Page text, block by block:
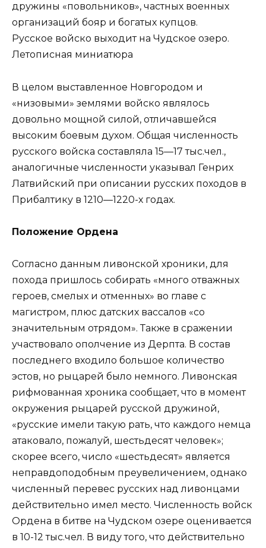
дружины «повольников», частных военных
организаций бояр и богатых купцов.
Русское войско выходит на Чудское озеро.
Летописная миниатюра
В целом выставленное Новгородом и
«низовыми» землями войско являлось
довольно мощной силой, отличавшейся
высоким боевым духом. Общая численность
русского войска составляла 15—17 тыс.чел.,
аналогичные численности указывал Генрих
Латвийский при описании русских походов в
Прибалтику в 1210—1220-х годах.
Положение Ордена
Согласно данным ливонской хроники, для
похода пришлось собирать «много отважных
героев, смелых и отменных» во главе с
магистром, плюс датских вассалов «со
значительным отрядом». Также в сражении
участвовало ополчение из Дерпта. В состав
последнего входило большое количество
эстов, но рыцарей было немного. Ливонская
рифмованная хроника сообщает, что в момент
окружения рыцарей русской дружиной,
«русские имели такую рать, что каждого немца
атаковало, пожалуй, шестьдесят человек»;
скорее всего, число «шестьдесят» является
неправдоподобным преувеличением, однако
численный перевес русских над ливонцами
действительно имел место. Численность войск
Ордена в битве на Чудском озере оценивается
в 10-12 тыс.чел. В виду того, что действительно